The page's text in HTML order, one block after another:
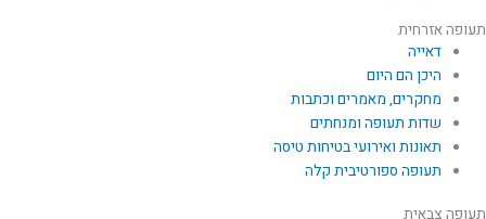
תעופה אזרחית
דאייה
היכן הם היום
מחקרים, מאמרים וכתבות
שדות תעופה ומנחתים
תאונות ואירועי בטיחות טיסה
תעופה ספורטיבית קלה
תעופה צבאית